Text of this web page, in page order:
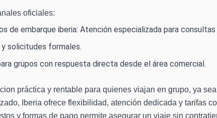
oficiales:
de embarque iberia: Atención especializada para
solicitudes formales.
grupos con respuesta directa desde el área comercial.
práctica y rentable para quienes viajan en grupo, ya
Iberia ofrece flexibilidad, atención dedicada y tarifas
y formas de pago permite asegurar un viaje sin